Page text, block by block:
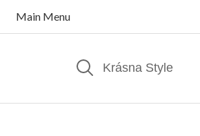
Main Menu